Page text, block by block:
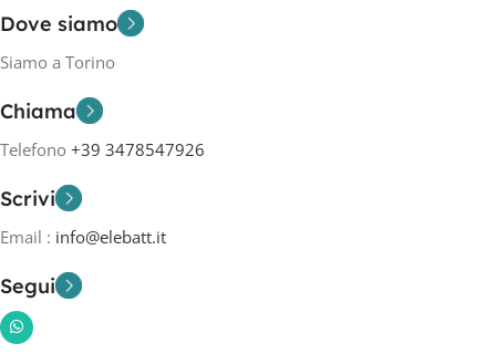
Dove siamo
Siamo a Torino
Chiama
Telefono +39 3478547926
Scrivi
Email : info@elebatt.it
Segui